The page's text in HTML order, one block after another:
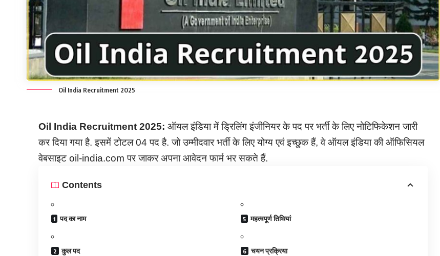
Oil India Recruitment 2025
Oil India Recruitment2025: ऑयल इंडिया में ड्रिलिंग इंजीनियर के पद पर भर्ती के लिए नोटिफिकेशन जारी
कर दिया गया है. इसमें टोटल 04 पद है. जो उम्मीदवार भर्ती के लिए योग्य एवं इच्छुक हैं, वे ऑयल इंडिया की ऑफिसियल
वेबसाइट oil-india.com पर जाकर अपना आवेदन फार्म भर सकते हैं.
Contents
पद का नाम
कुल पद
महत्वपूर्ण तिथियां
चयन प्रक्रिया